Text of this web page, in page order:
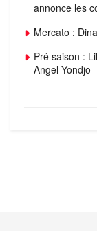
annonce les
Mercato :
Pré saison :
Angel Yondjo